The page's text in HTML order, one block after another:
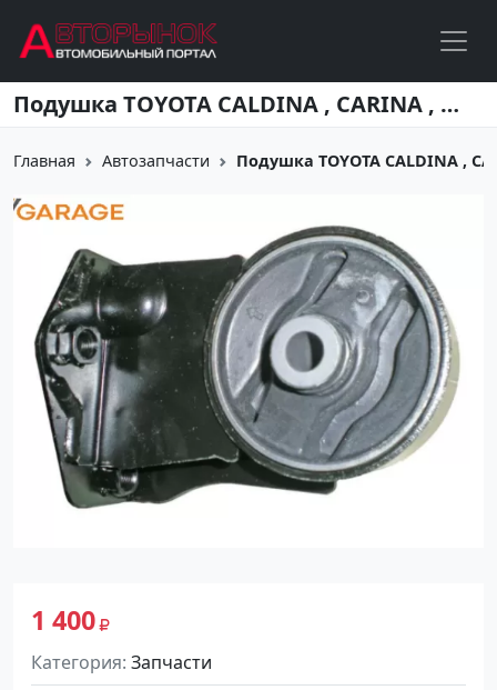
Перейти к основному содержанию Подушка TOYOTA CALDINA , CARINA , CORONA 3SFE / 4SFE 1992-1997г Краснодар
Главная Автозапчасти Подушка TOYOTA CALDINA ,
1 400
Категория Запчасти